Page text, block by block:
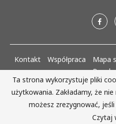
Kontakt Współpraca Mapa
AlejaKobiet.pl @2020 - 2023
Ta strona wykorzystuje pliki
użytkowania. Zakładamy, że
możesz zrezygnować, jeśli
Czytaj